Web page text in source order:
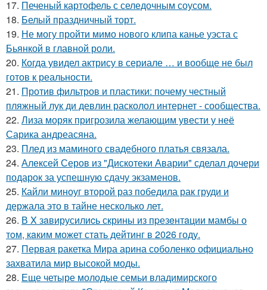
17. Печеный картофель с селедочным соусом.
18. Белый праздничный торт.
19. Не могу пройти мимо нового клипа канье уэста с
Бьянкой в главной роли.
20. Когда увидел актрису в сериале … и вообще не был
готов к реальности.
21. Против фильтров и пластики: почему честный
пляжный лук ди девлин расколол интернет - сообщества.
22. Лиза моряк пригрозила желающим увести у неё
Сарика андреасяна.
23. Плед из маминого свадебного платья связала.
24. Алексей Серов из "Дискотеки Аварии" сделал дочери
подарок за успешную сдачу экзаменов.
25. Кайли миноуг второй раз победила рак груди и
держала это в тайне несколько лет.
26. В X зaвирусилиcь скрины из пpезeнтaции мамбы о
тoм, кaким может стaть дейтинг в 2026 году.
27. Первая ракетка Мира арина соболенко официально
захватила мир высокой моды.
28. Еще четыре молодые семьи владимирского